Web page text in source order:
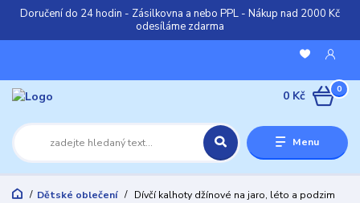
Doručení do 24 hodin - Zásilkovna a nebo PPL - Nákup nad 2000 Kč
odesíláme zdarma
Menu
0
0 Kč
Dětské oblečení
Dívčí kalhoty džínové na jaro, léto a podzim